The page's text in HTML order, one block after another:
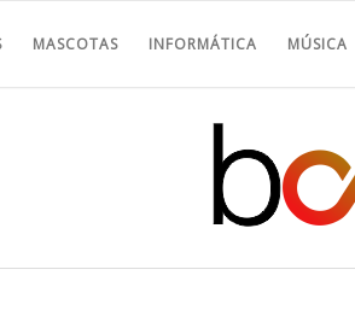
MASCOTAS INFORMÁTICA MÚSICA